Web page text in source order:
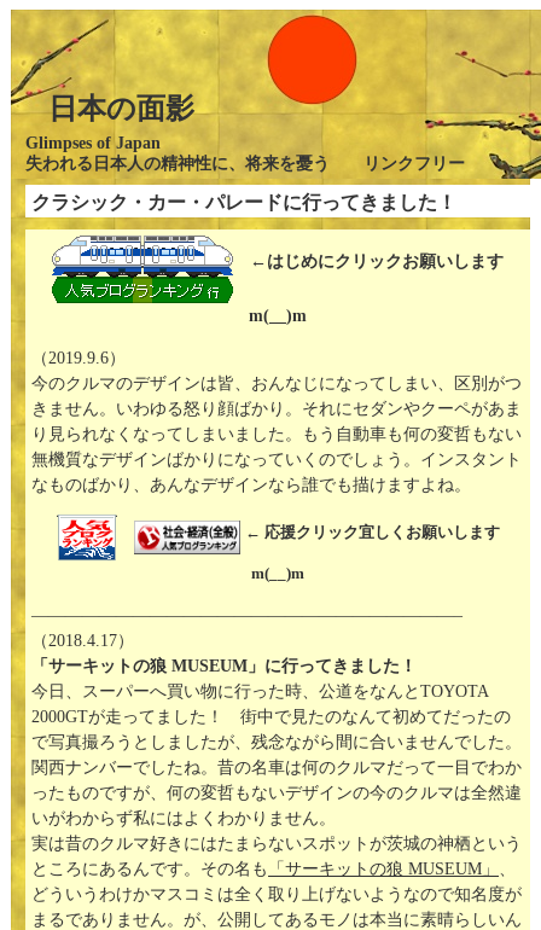
日本の面影
Glimpses of Japan
失われる日本人の精神性に、将来を憂う リンクフリー
クラシック・カー・パレードに行ってきました！
←はじめにクリックお願いします
m(__)m
（2019.9.6）
今のクルマのデザインは皆、おんなじになってしまい、区別がつ
きません。いわゆる怒り顔ばかり。それにセダンやクーペがあま
り見られなくなってしまいました。もう自動車も何の変哲もない
無機質なデザインばかりになっていくのでしょう。インスタント
なものばかり、あんなデザインなら誰でも描けますよね。
← 応援クリック宜しくお願いします
m(__)m
—————————————————————————–
（2018.4.17）
「サーキットの狼 MUSEUM」に行ってきました！
今日、スーパーへ買い物に行った時、公道をなんとTOYOTA
2000GTが走ってました！ 街中で見たのなんて初めてだったの
で写真撮ろうとしましたが、残念ながら間に合いませんでした。
関西ナンバーでしたね。昔の名車は何のクルマだって一目でわか
ったものですが、何の変哲もないデザインの今のクルマは全然違
いがわからず私にはよくわかりません。
実は昔のクルマ好きにはたまらないスポットが茨城の神栖という
ところにあるんです。その名も
「サーキットの狼 MUSEUM」 、
どういうわけかマスコミは全く取り上げないようなので知名度が
まるでありません。が、公開してあるモノは本当に素晴らしいん